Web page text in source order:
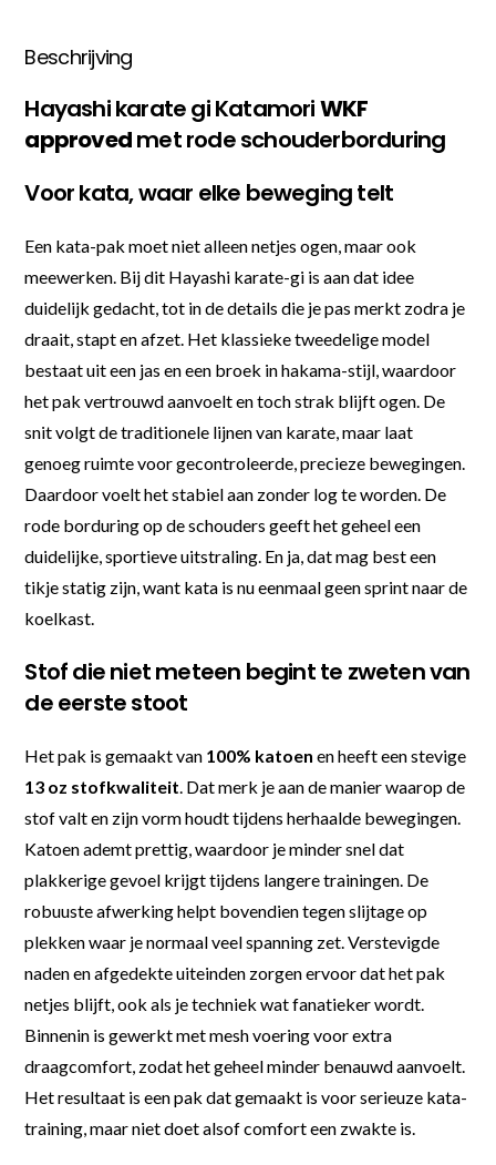
Beschrijving
Hayashi karate gi KatamoriWKF
approvedmet rode schouderborduring
Voor kata, waar elke beweging telt
Een kata-pak moet niet alleen netjes ogen, maar ook
meewerken. Bij dit Hayashi karate-gi is aan dat idee
duidelijk gedacht, tot in de details die je pas merkt zodra je
draait, stapt en afzet. Het klassieke tweedelige model
bestaat uit een jas en een broek in hakama-stijl, waardoor
het pak vertrouwd aanvoelt en toch strak blijft ogen. De
snit volgt de traditionele lijnen van karate, maar laat
genoeg ruimte voor gecontroleerde, precieze bewegingen.
Daardoor voelt het stabiel aan zonder log te worden. De
rode borduring op de schouders geeft het geheel een
duidelijke, sportieve uitstraling. En ja, dat mag best een
tikje statig zijn, want kata is nu eenmaal geen sprint naar de
koelkast.
Stof die niet meteen begint te zweten van
de eerste stoot
Het pak is gemaakt van 100% katoen en heeft een stevige
13 oz stofkwaliteit. Dat merk je aan de manier waarop de
stof valt en zijn vorm houdt tijdens herhaalde bewegingen.
Katoen ademt prettig, waardoor je minder snel dat
plakkerige gevoel krijgt tijdens langere trainingen. De
robuuste afwerking helpt bovendien tegen slijtage op
plekken waar je normaal veel spanning zet. Verstevigde
naden en afgedekte uiteinden zorgen ervoor dat het pak
netjes blijft, ook als je techniek wat fanatieker wordt.
Binnenin is gewerkt met mesh voering voor extra
draagcomfort, zodat het geheel minder benauwd aanvoelt.
Het resultaat is een pak dat gemaakt is voor serieuze kata-
training, maar niet doet alsof comfort een zwakte is.